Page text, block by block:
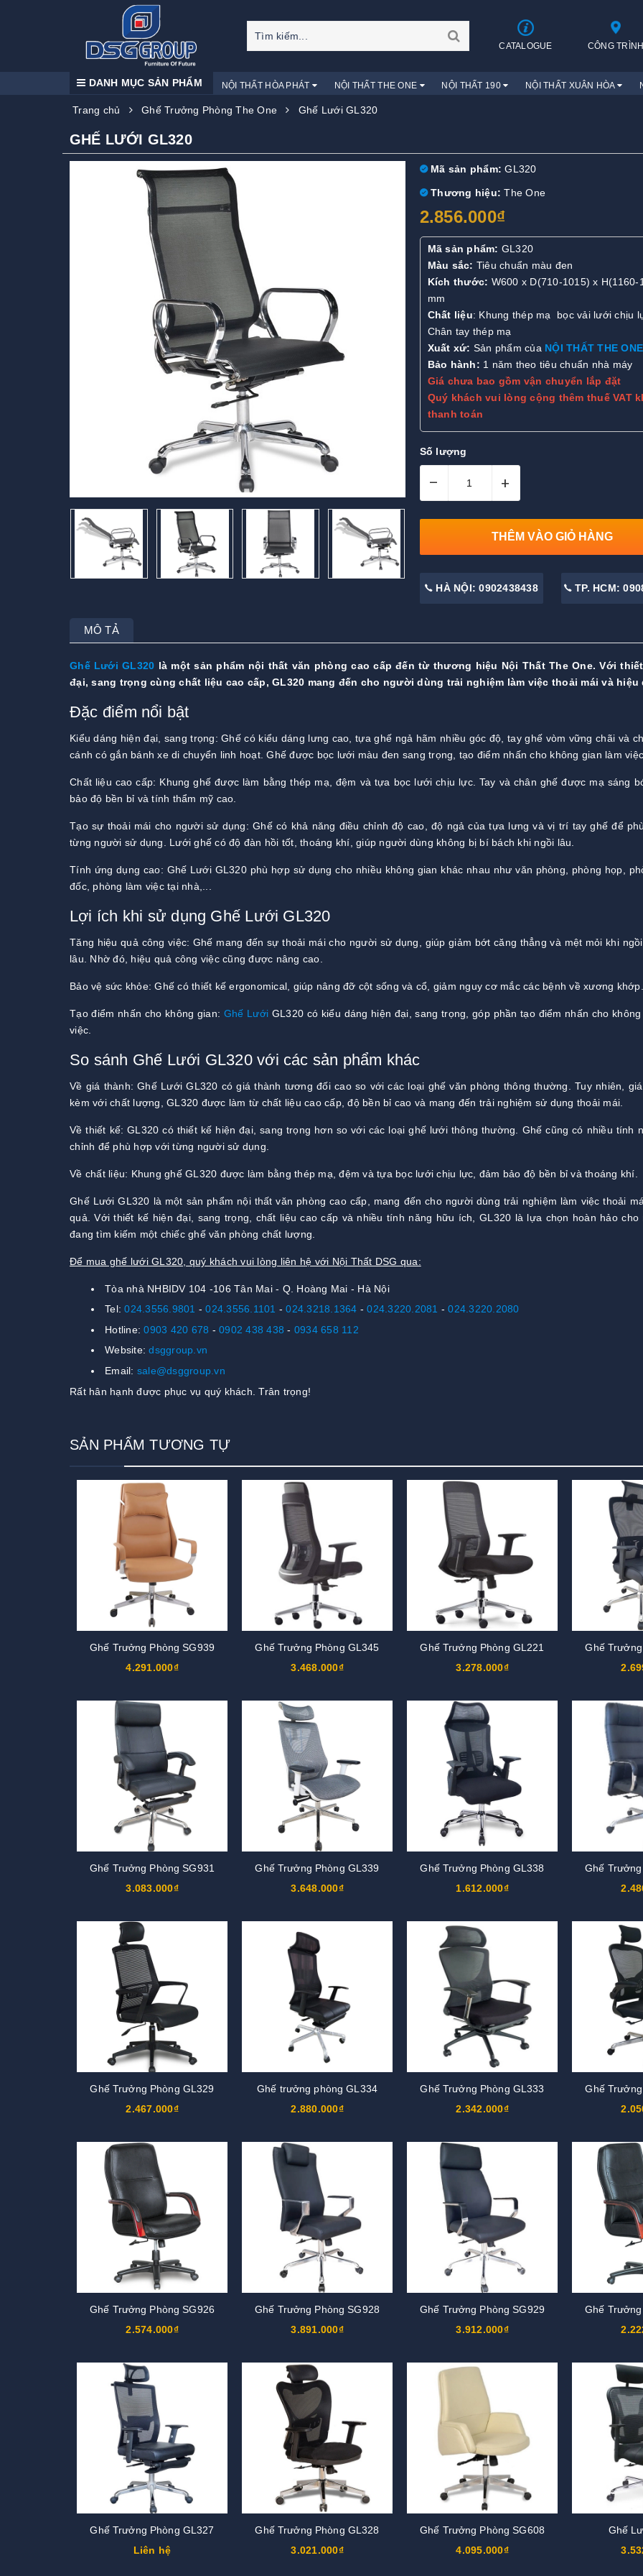
CATALOGUE CÔNG
DANH MỤC SẢN PHẨM NỘI THẤT HÒA PHÁT NỘI THẤT THE ONE NỘI THẤT 190 NỘI THẤT XUÂN HÒA
Trang chủ Ghế Trưởng Phòng The One Ghế Lưới GL320
GHẾ LƯỚI GL320
Mã sản phẩm: GL320
Thương hiệu: The One
2.856.000₫
Mã sản phẩm: GL320
Màu sắc: Tiêu chuẩn màu đen
Kích thước: W600 x D(710-1015) x H(1160-
mm
Chất liệu: Khung thép mạ bọc vải lưới chịu
Chân tay thép mạ
Xuất xứ: Sản phẩm của NỘI THẤT THE ONE
Bảo hành: 1 năm theo tiêu chuẩn nhà máy
Giá chưa bao gồm vận chuyển lắp đặt
Quý khách vui lòng cộng thêm thuế VAT
thanh toán
Số lượng
– +
THÊM VÀO GIỎ HÀNG
HÀ NỘI: 0902438438 TP. HCM:
MÔ TẢ
Ghế Lưới GL320 là một sản phẩm nội thất văn phòng cao cấp đến từ thương hiệu Nội Thất The One. Với
đại, sang trọng cùng chất liệu cao cấp, GL320 mang đến cho người dùng trải nghiệm làm việc thoải mái và hiệu
Đặc điểm nổi bật
Kiểu dáng hiện đại, sang trọng: Ghế có kiểu dáng lưng cao, tựa ghế ngả hãm nhiều góc độ, tay ghế vòm vững chãi và
cánh có gắn bánh xe di chuyển linh hoạt. Ghế được bọc lưới màu đen sang trọng, tạo điểm nhấn cho không gian làm
Chất liệu cao cấp: Khung ghế được làm bằng thép mạ, đệm và tựa bọc lưới chịu lực. Tay và chân ghế được mạ sáng
bảo độ bền bỉ và tính thẩm mỹ cao.
Tạo sự thoải mái cho người sử dụng: Ghế có khả năng điều chỉnh độ cao, độ ngả của tựa lưng và vị trí tay ghế để
từng người sử dụng. Lưới ghế có độ đàn hồi tốt, thoáng khí, giúp người dùng không bị bí bách khi ngồi lâu.
Tính ứng dụng cao: Ghế Lưới GL320 phù hợp sử dụng cho nhiều không gian khác nhau như văn phòng, phòng họp,
đốc, phòng làm việc tại nhà,...
Lợi ích khi sử dụng Ghế Lưới GL320
Tăng hiệu quả công việc: Ghế mang đến sự thoải mái cho người sử dụng, giúp giảm bớt căng thẳng và mệt mỏi khi
lâu. Nhờ đó, hiệu quả công việc cũng được nâng cao.
Bảo vệ sức khỏe: Ghế có thiết kế ergonomical, giúp nâng đỡ cột sống và cổ, giảm nguy cơ mắc các bệnh về xương khớp.
Tạo điểm nhấn cho không gian: Ghế Lưới GL320 có kiểu dáng hiện đại, sang trọng, góp phần tạo điểm nhấn cho
việc.
So sánh Ghế Lưới GL320 với các sản phẩm khác
Về giá thành: Ghế Lưới GL320 có giá thành tương đối cao so với các loại ghế văn phòng thông thường. Tuy nhiên,
kèm với chất lượng, GL320 được làm từ chất liệu cao cấp, độ bền bỉ cao và mang đến trải nghiệm sử dụng thoải mái.
Về thiết kế: GL320 có thiết kế hiện đại, sang trọng hơn so với các loại ghế lưới thông thường. Ghế cũng có nhiều tính
chỉnh để phù hợp với từng người sử dụng.
Về chất liệu: Khung ghế GL320 được làm bằng thép mạ, đệm và tựa bọc lưới chịu lực, đảm bảo độ bền bỉ và thoáng khí.
Ghế Lưới GL320 là một sản phẩm nội thất văn phòng cao cấp, mang đến cho người dùng trải nghiệm làm việc thoải
quả. Với thiết kế hiện đại, sang trọng, chất liệu cao cấp và nhiều tính năng hữu ích, GL320 là lựa chọn hoàn hảo cho
đang tìm kiếm một chiếc ghế văn phòng chất lượng.
Để mua ghế lưới GL320, quý khách vui lòng liên hệ với Nội Thất DSG qua:
Tòa nhà NHBIDV 104 -106 Tân Mai - Q. Hoàng Mai - Hà Nội
Tel:024.3556.9801 -024.3556.1101 -024.3218.1364 -024.3220.2081 -024.3220.2080
Hotline:0903 420 678 - 0902 438 438 - 0934 658 112
Website:dsggroup.vn
Email: sale@dsggroup.vn
Rất hân hạnh được phục vụ quý khách. Trân trọng!
SẢN PHẨM TƯƠNG TỰ
Ghế Trưởng Phòng SG939
4.291.000₫
Ghế Trưởng Phòng GL345
3.468.000₫
Ghế Trưởng Phòng GL221
3.278.000₫
Ghế
Ghế Trưởng Phòng SG931
3.083.000₫
Ghế Trưởng Phòng GL339
3.648.000₫
Ghế Trưởng Phòng GL338
1.612.000₫
Ghế
Ghế Trưởng Phòng GL329
2.467.000₫
Ghế trưởng phòng GL334
2.880.000₫
Ghế Trưởng Phòng GL333
2.342.000₫
Ghế
Ghế Trưởng Phòng SG926
2.574.000₫
Ghế Trưởng Phòng SG928
3.891.000₫
Ghế Trưởng Phòng SG929
3.912.000₫
Ghế
Ghế Trưởng Phòng GL327
Liên hệ
Ghế Trưởng Phòng GL328
3.021.000₫
Ghế Trưởng Phòng SG608
4.095.000₫
Ghế